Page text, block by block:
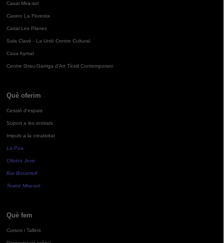
Casal Mira-sol
Casino La Floresta
Casal Les Planes
Sala Clavé - La Unió Centre Cultural
Casa Aymat
Centre Grau-Garriga d'Art Tèxtil Contemporani
Què oferim
Cessió d'espais
Suport a les entitats
Impuls a la creativitat
La Pua
Oficina Jove
Bar Bocamoll
Teatre Mira-sol
Què fem
Cursos i Tallers